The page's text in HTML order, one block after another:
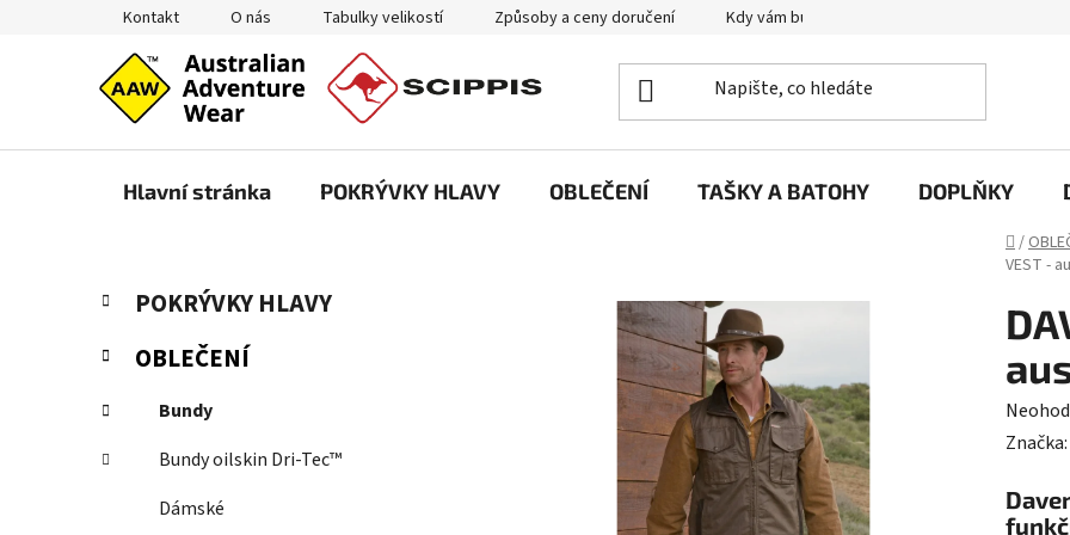
Kontakt O nás Tabulky velikostí Způsoby a ceny doručení Kdy vám bude zboží doručené?
Hlavní stránka POKRÝVKY HLAVY OBLEČENÍ TAŠKY A BATOHY DOPLŇKY
Domů
/
VEST -
P
s
r
a
Přeskočit
kategorie
K
a
t
e
o
r
i
POKRÝVKY HLAVY
OBLEČENÍ
Bundy
Bundy oilskin Dri-Tec™
Dámské
je
Značka: